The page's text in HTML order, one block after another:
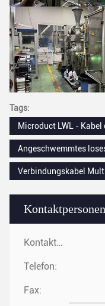
Kontaktpersonen
Kontaktpersonen:
Telefon:
Fax:
Tags:
Microduct LWL -
Angeschwemmtes
Verbindungskabel